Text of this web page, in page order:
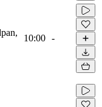
10:00 -